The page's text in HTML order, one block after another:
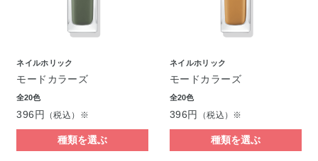
ネイルホリック
モードカラーズ
全20色
396円 （税込）※
種類を選ぶ
ネイルホリック
モードカラーズ
全20色
396円 （税込）※
種類を選ぶ